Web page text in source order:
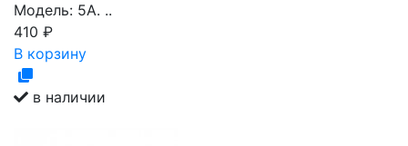
Модель: 5A. ..
410 ₽
В корзину
в наличии